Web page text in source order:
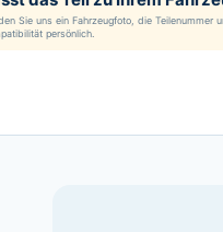
Sie uns ein Fahrzeugfoto, die Teilenummer
persönlich.